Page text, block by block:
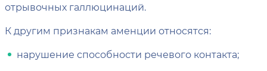
отрывочных галлюцинаций.
К другим признакам аменции относятся:
нарушение способности речевого контакта;